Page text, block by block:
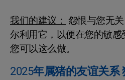
我们的建议：怨恨与您无
尔利用它，以便在您的敏感
您可以这么做。
2025年属猪的友谊关系